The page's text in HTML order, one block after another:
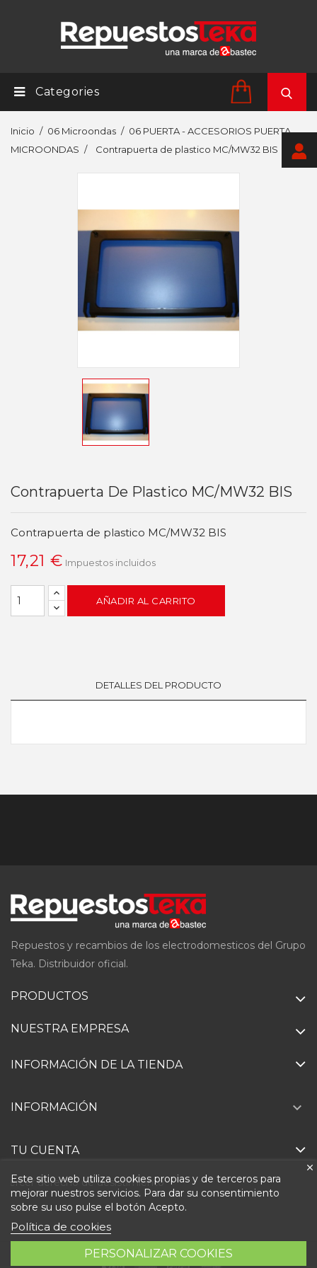
Categories
Inicio 06 Microondas
06 PUERTA - ACCESORIOS PUERTA
MICROONDAS
Contrapuerta de plastico MC/MW32 BIS
Contrapuerta De Plastico MC/MW32 BIS
Contrapuerta de plastico MC/MW32 BIS
17,21 € Impuestos incluidos
AÑADIR AL CARRITO
DETALLES DEL PRODUCTO
Repuestos y recambios de los electrodomesticos del Grupo
Teka. Distribuidor oficial.
PRODUCTOS
NUESTRA EMPRESA
INFORMACIÓN DE LA TIENDA
Este sitio web utiliza cookies propias y de terceros para
mejorar nuestros servicios. Para dar su consentimiento
sobre su uso pulse el botón Acepto.
Política de cookies
PERSONALIZAR COOKIES
INFORMACIÓN 
TU CUENTA
Ejercer derecho de desistimiento